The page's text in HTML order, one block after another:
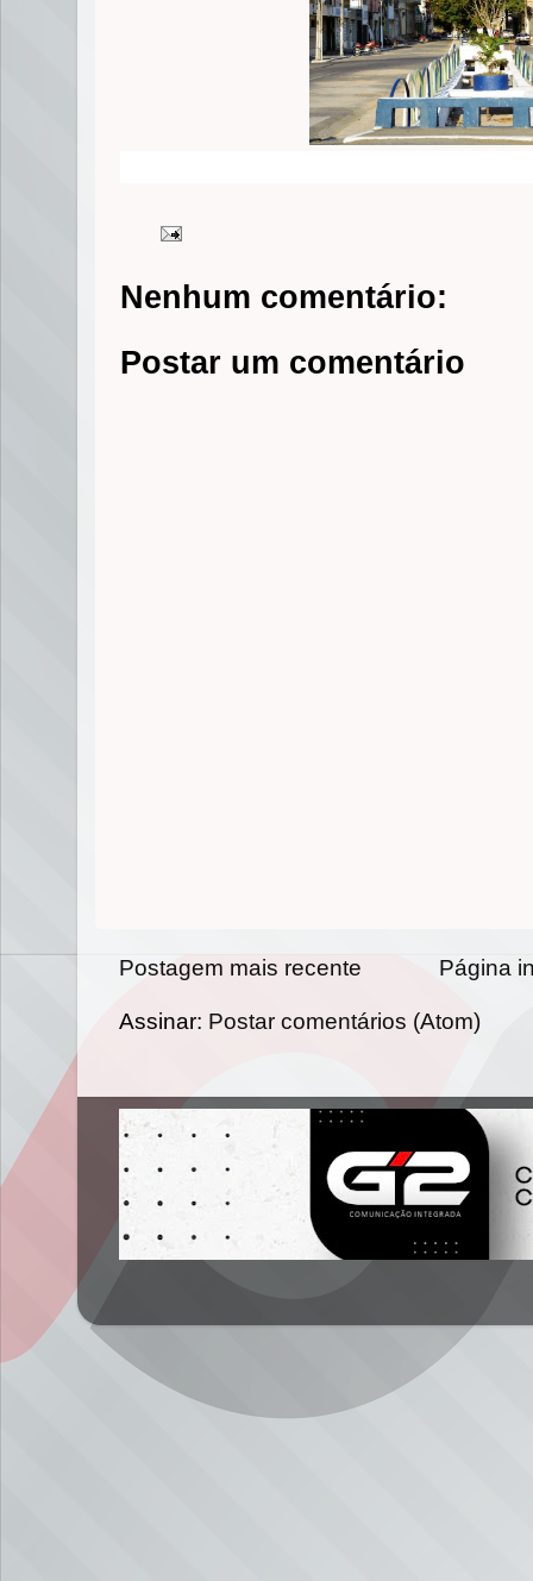
Nenhum comentário:
Postar um comentário
Postagem mais recente Página
Assinar: Postar comentários (Atom)